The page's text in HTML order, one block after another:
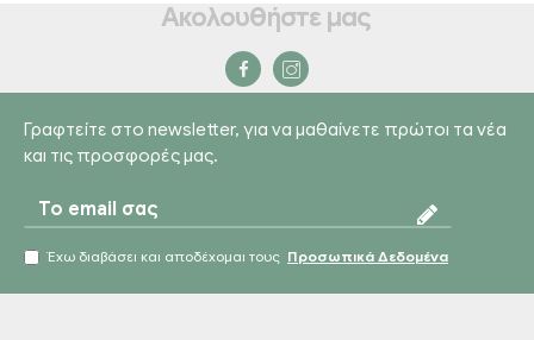
Ακολουθήστε μας
Γραφτείτε στο newsletter, για να μαθαίνετε πρώτοι τα νέα
και τις προσφορές μας.
Έχω διαβάσει και αποδέχομαι τους Προσωπικά Δεδομένα